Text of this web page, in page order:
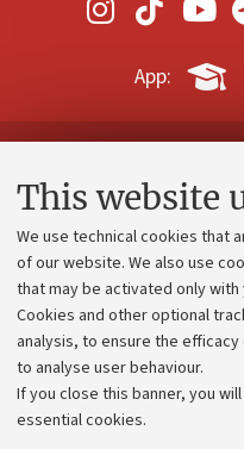
This website
We use technical cookies that
of our website. We also use
that may be activated only with
Cookies and other optional
analysis, to ensure the
to analyse user behaviour.
If you close this banner, you
essential cookies.
App:
Contacts and